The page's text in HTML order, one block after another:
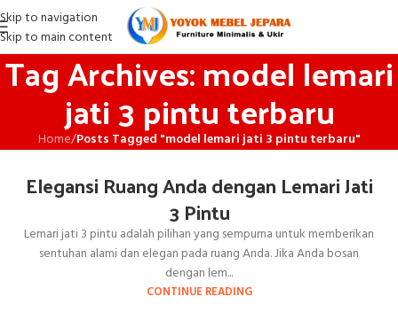
Skip to navigation
Skip to main content
Tag Archives: model lemari
jati 3 pintu terbaru
Home/Posts Tagged "model lemari jati 3 pintu terbaru"
Elegansi Ruang Anda dengan Lemari Jati
3 Pintu
Lemari jati 3 pintu adalah pilihan yang sempurna untuk memberikan
sentuhan alami dan elegan pada ruang Anda. Jika Anda bosan
dengan lem...
CONTINUE READING